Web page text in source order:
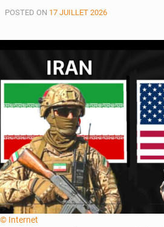
POSTED ON 17 JUILLET 2026
© Internet